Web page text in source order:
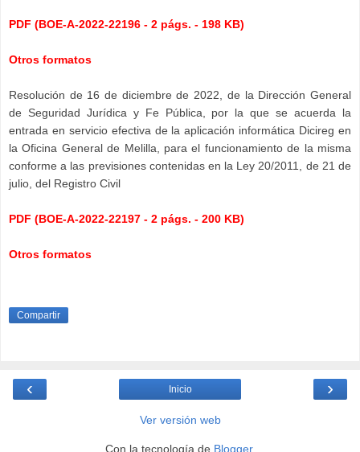
PDF (BOE-A-2022-22196 - 2 págs. - 198 KB)
Otros formatos
Resolución de 16 de diciembre de 2022, de la Dirección General
de Seguridad Jurídica y Fe Pública, por la que se acuerda la
entrada en servicio efectiva de la aplicación informática Dicireg en
la Oficina General de Melilla, para el funcionamiento de la misma
conforme a las previsiones contenidas en la Ley 20/2011, de 21 de
julio, del Registro Civil
PDF (BOE-A-2022-22197 - 2 págs. - 200 KB)
Otros formatos
Compartir
‹ ›
Inicio
Ver versión web
Con la tecnología de Blogger.